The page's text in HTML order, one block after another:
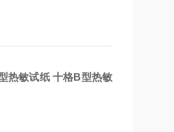
热敏试纸 十格B型热敏